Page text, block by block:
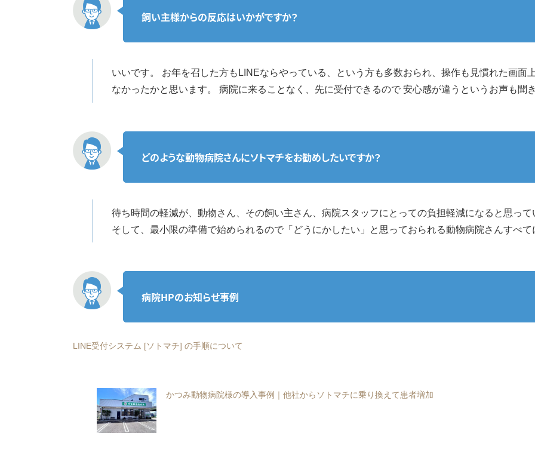
飼い主様からの反応はいかがですか？
いいです。 お年を召した方もLINEならやっている、という方も多数おられ、操作も見慣れた画面
なかったかと思います。 病院に来ることなく、先に受付できるので 安心感が違うというお声も聞き
どのような動物病院さんにソトマチをお勧めしたいですか？
待ち時間の軽減が、動物さん、その飼い主さん、病院スタッフにとっての負担軽減になると思って
そして、最小限の準備で始められるので「どうにかしたい」と思っておられる動物病院さんすべて
病院HPのお知らせ事例
LINE受付システム [ソトマチ] の手順について
かつみ動物病院様の導入事例｜他社からソトマチに乗り換えて患者増加